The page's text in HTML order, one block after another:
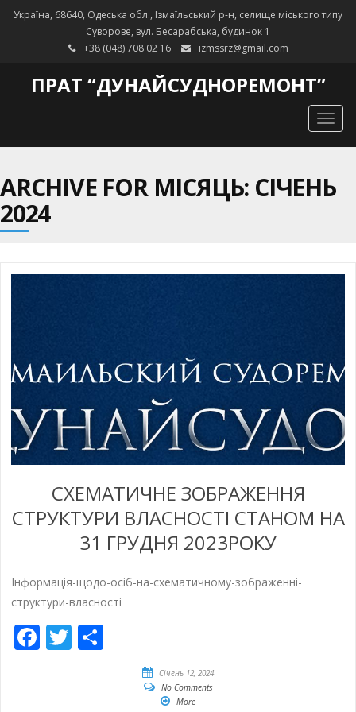
Україна, 68640, Одеська обл., Ізмаїльський р-н, селище міського типу
Суворове, вул. Бесарабська, будинок 1
+38 (048) 708 02 16
izmssrz@gmail.com
ПРАТ “ДУНАЙСУДНОРЕМОНТ”
ARCHIVE FOR МІСЯЦЬ: СІЧЕНЬ
2024
СХЕМАТИЧНЕ ЗОБРАЖЕННЯ
СТРУКТУРИ ВЛАСНОСТІ СТАНОМ НА
31 ГРУДНЯ 2023РОКУ
Інформація-щодо-осіб-на-схематичному-зображенні-
структури-власності
Facebook
Twitter
Січень 12, 2024
No Comments
More